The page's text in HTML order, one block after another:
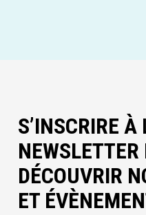
S’INSCRIRE À
NEWSLETTER
DÉCOUVRIR
ET